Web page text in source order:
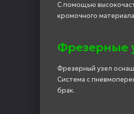
С помощью
кромочного
Фрезерные
Фрезерный узел
Система с
брак.